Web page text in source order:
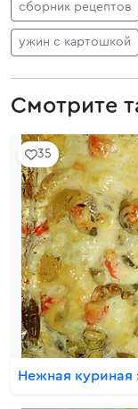
сборник рецептов
ужин с картошкой
Смотрите
35
Нежная куриная